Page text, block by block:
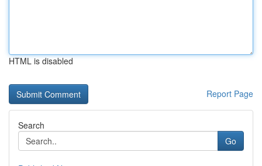
HTML is disabled
Report Page
Search
Go